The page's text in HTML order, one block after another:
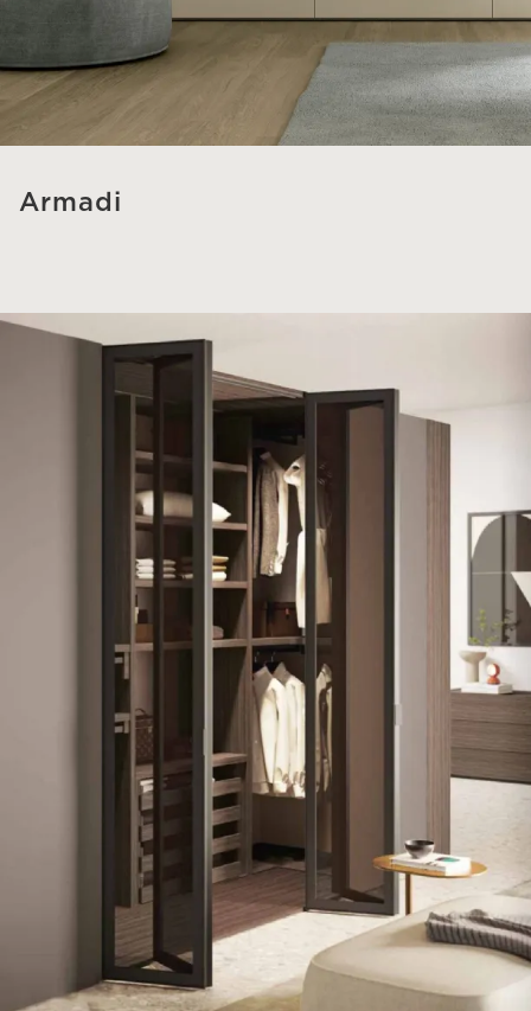
Armadi